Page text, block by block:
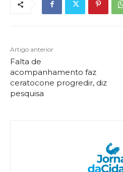
Artigo anterior
Falta de
acompanhamento faz
ceratocone progredir, diz
pesquisa